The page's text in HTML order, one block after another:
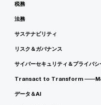
税務
法務
サステナビリティ
リスク＆ガバナンス
サイバーセキュリティ＆プライバシ
Transact to Transform
データ＆AI